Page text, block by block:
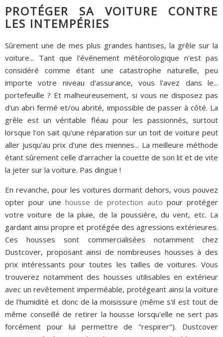
PROTÉGER SA VOITURE CONTRE
LES INTEMPÉRIES
Sûrement une de mes plus grandes hantises, la grêle sur la
voiture... Tant que l'événement météorologique n'est pas
considéré comme étant une catastrophe naturelle, peu
importe votre niveau d'assurance, vous l'avez dans le...
portefeuille ? Et malheureusement, si vous ne disposez pas
d'un abri fermé et/ou abrité, impossible de passer à côté. La
grêle est un véritable fléau pour les passionnés, surtout
lorsque l'on sait qu'une réparation sur un toit de voiture peut
aller jusqu'au prix d'une des miennes... La meilleure méthode
étant sûrement celle d'arracher la couette de son lit et de vite
la jeter sur la voiture. Pas dingue !
En revanche, pour les voitures dormant dehors, vous pouvez
opter pour une housse de protection auto pour protéger
votre voiture de la pluie, de la poussière, du vent, etc. La
gardant ainsi propre et protégée des agressions extérieures.
Ces housses sont commercialisées notamment chez
Dustcover, proposant ainsi de nombreuses housses à des
prix intéressants pour toutes les tailles de voitures. Vous
trouverez notamment des housses utilisables en extérieur
avec un revêtement imperméable, protégeant ainsi la voiture
de l'humidité et donc de la moisissure (même s'il est tout de
même conseillé de retirer la housse lorsqu'elle ne sert pas
forcément pour lui permettre de "respirer"). Dustcover